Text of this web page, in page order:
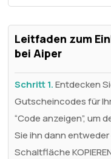
Leitfaden zum
bei Aiper
Schritt 1.Entdecken
Gutscheincodes für
“Code anzeigen”, um
Sie ihn dann
Schaltfläche